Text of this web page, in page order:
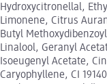
Hydroxycitronellal,
Limonene, Citrus
Butyl
Linalool, Geranyl
Isoeugenyl Acetate,
Caryophyllene, CI